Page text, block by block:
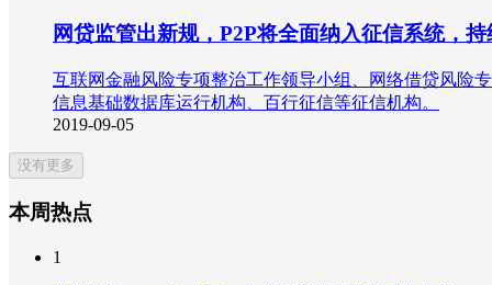
网贷监管出新规，P2P将全面纳入征信系统，
互联网金融风险专项整治工作领导小组、网络借贷风险
信息基础数据库运行机构、百行征信等征信机构。
2019-09-05
没有更多
本周热点
1